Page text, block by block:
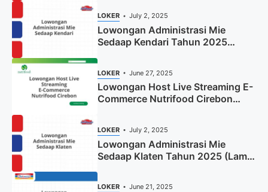
LOKER July 2, 2025
Lowongan Administrasi Mie
Sedaap Kendari Tahun 2025
LOKER June 27, 2025
Lowongan Host Live Streaming E-
Commerce Nutrifood Cirebon
LOKER July 2, 2025
Lowongan Administrasi Mie
Sedaap Klaten Tahun 2025 (Lamar
LOKER June 21, 2025